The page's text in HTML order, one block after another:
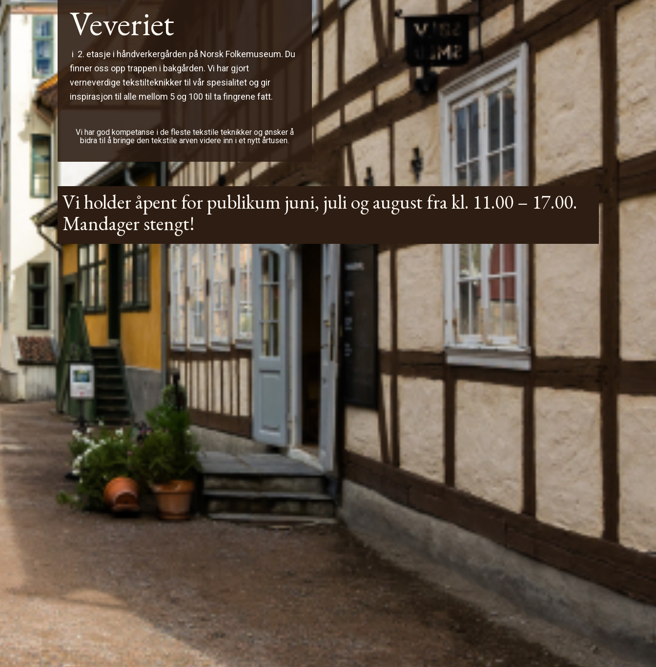
Veveriet
i 2. etasje i håndverkergården på Norsk Folkemuseum. Du
finner oss opp trappen i bakgården. Vi har gjort
verneverdige tekstilteknikker til vår spesialitet og gir
inspirasjon til alle mellom 5 og 100 til ta fingrene fatt.
Vi har god kompetanse i de fleste tekstile teknikker og ønsker å
bidra til å bringe den tekstile arven videre inn i et nytt årtusen.
Vi holder åpent for publikum juni, juli og august fra kl. 11.00 – 17.00.
Mandager stengt!